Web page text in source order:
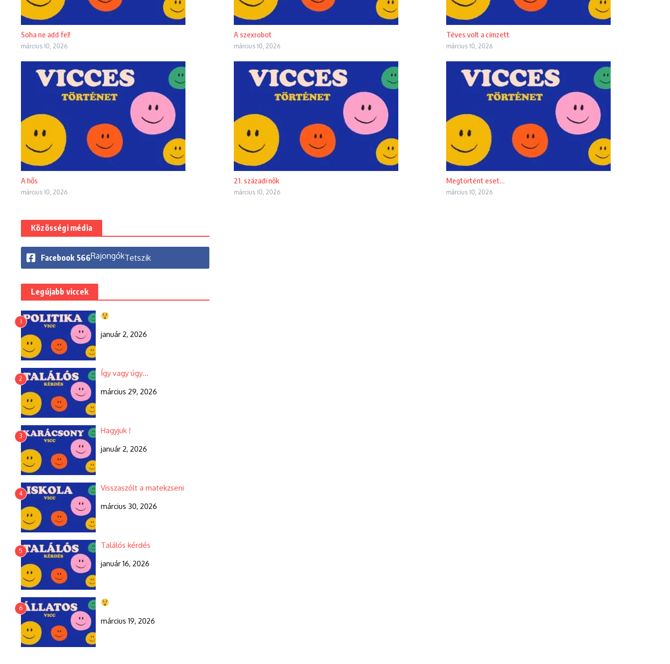
Soha ne add fel!
március 10, 2026
A szexrobot
március 10, 2026
Téves volt a címzett
március 10, 2026
A hős
március 10, 2026
21. századi nők
március 10, 2026
Megtörtént eset…
március 10, 2026
Közösségi média
Facebook 566RajongókTetszik
Legújabb viccek
1
január 2, 2026
2
Így vagy úgy…
március 29, 2026
3
Hagyjuk !
január 2, 2026
4
Visszaszólt a matekzseni
március 30, 2026
5
Találós kérdés
január 16, 2026
6
március 19, 2026